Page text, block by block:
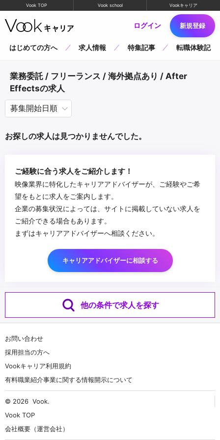
Vook TOP Vook school Vookキャリア
ログイン 新規登録
はじめての方へ 求人情報 特集記事 転職体験記
業務委託 / フリーランス / 海外拠点あり / After
Effectsの求人
お探しの求人は見つかりませんでした。
ご経験に合う求人をご紹介します！
映像業界に特化したキャリアアドバイザーが、ご経験やご希
望をもとに求人をご案内します。
企業の募集状況によっては、サイトに掲載していない求人を
ご紹介できる場合もあります。
まずはキャリアアドバイザーへ相談ください。
キャリアアドバイザーに相談する
他の条件で求人を探す
お問い合わせ
採用担当の方へ
Vookキャリア利用規約
有料職業紹介事業に関する情報開示について
© 2026 Vook.
Vook TOP
会社概要（運営会社）